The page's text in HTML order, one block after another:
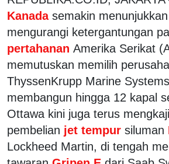
Kanada semakin menunjukkan
mengurangi ketergantungan
pertahanan Amerika Serikat
memutuskan memilih
ThyssenKrupp Marine
membangun hingga 12 kapal
Ottawa kini juga terus
pembelian jet tempur siluman
Lockheed Martin, di tengah